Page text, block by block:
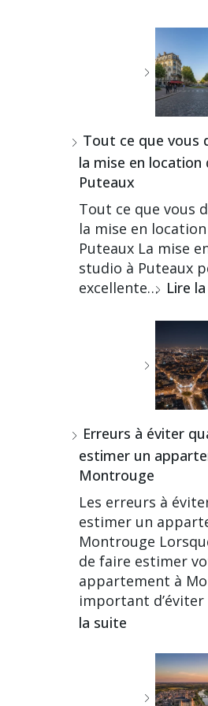
Tout ce que vous
la mise en location
Puteaux
Tout ce que vous
la mise en
Puteaux La mise
studio à Puteaux
excellente… Lire
Erreurs à éviter
estimer un
Montrouge
Les erreurs à
estimer un
Montrouge
de faire estimer
appartement à
important
la suite